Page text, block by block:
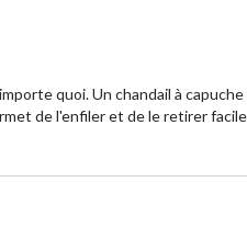
quoi. Un chandail à
de l'enfiler et de le retirer